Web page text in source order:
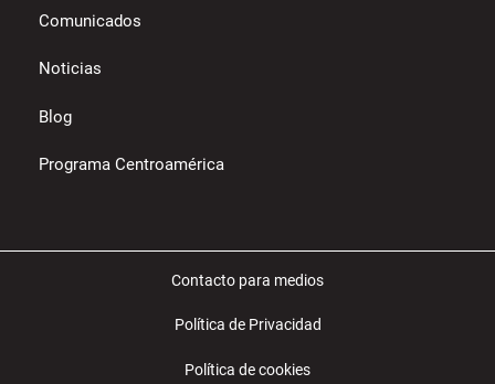
Comunicados
Noticias
Blog
Programa Centroamérica
Contacto para medios
Política de Privacidad
Política de cookies